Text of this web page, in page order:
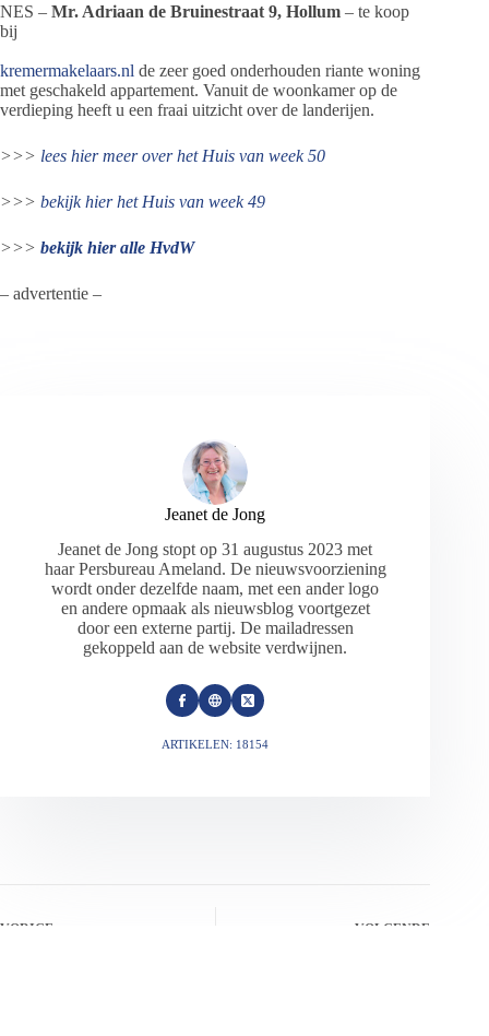
NES – Mr. Adriaan de Bruinestraat 9, Hollum – te koop
bij
kremermakelaars.nl de zeer goed onderhouden riante woning
met geschakeld appartement. Vanuit de woonkamer op de
verdieping heeft u een fraai uitzicht over de landerijen.
>>> lees hier meer over het Huis van week 50
>>> bekijk hier het Huis van week 49
>>> bekijk hier alle HvdW
– advertentie –
Jeanet de Jong
Jeanet de Jong stopt op 31 augustus 2023 met
haar Persbureau Ameland. De nieuwsvoorziening
wordt onder dezelfde naam, met een ander logo
en andere opmaak als nieuwsblog voortgezet
door een externe partij. De mailadressen
gekoppeld aan de website verdwijnen.
ARTIKELEN: 18154
VORIGE VOLGENDE